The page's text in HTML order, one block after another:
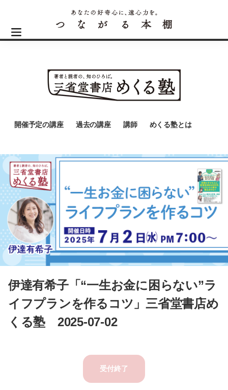
開催予定の講座 過去の講座 講師 めくる塾とは
伊達有希子「“一生お金に困らない”ラ
イフプランを作るコツ」三省堂書店め
くる塾 2025-07-02
受付終了